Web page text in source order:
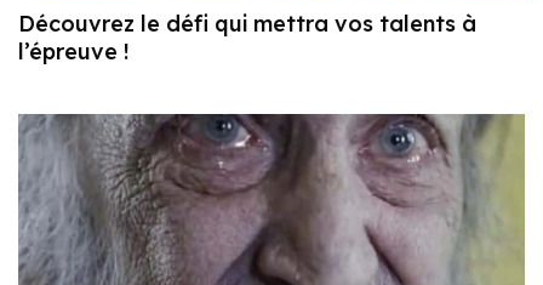
Découvrez le défi qui mettra vos talents à
l’épreuve !